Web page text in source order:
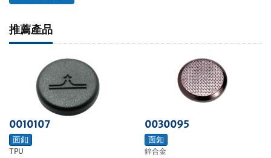
推薦產品
0010107
面釦
TPU
0030095
面釦
鋅合金